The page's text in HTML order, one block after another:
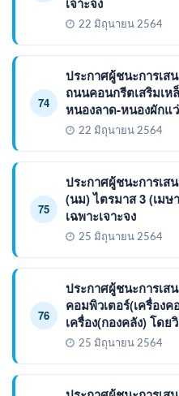
22 มิถุนายน 2564
74
ประกาศผู้ชนะการเส
ถนนคอนกรีตเสริมเ
หนองลาด-หนองผักแ
22 มิถุนายน 2564
75
ประกาศผู้ชนะการเส
(นม) ไตรมาส 3 (เม
เฉพาะเจาะจง
25 มิถุนายน 2564
76
ประกาศผู้ชนะการเ
คอมพิวเตอร์(เครื่อง
เครื่อง(กองคลัง) โดย
25 มิถุนายน 2564